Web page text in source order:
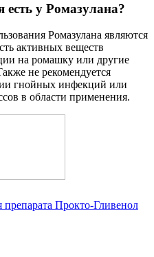
есть у Ромазулана?
Ромазулана являются
активных веществ
на ромашку или другие
не рекомендуется
гнойных инфекций или
в области применения.
Прокто-Гливенол